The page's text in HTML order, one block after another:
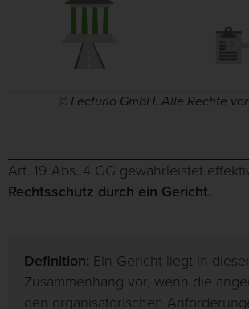
© Lecturio GmbH. Alle Rechte
Art. 19 Abs. 4 GG gewährleistet
Rechtsschutz durch ein Gericht.
Definition: Ein Gericht liegt in
Zusammenhang vor, wenn die
den organisatorischen